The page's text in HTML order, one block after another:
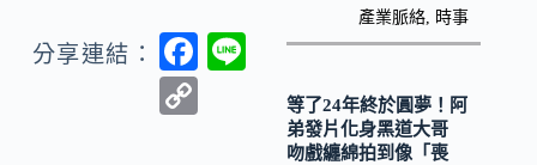
分享連結：
F
產業脈絡 時事
等了24年終於圓夢！阿
弟發片化身黑道大哥
吻戲纏綿拍到像「喪